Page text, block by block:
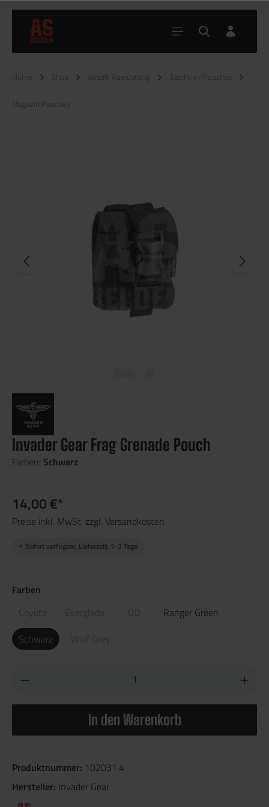
Home Shop Airsoft Ausrüstung Taschen / Pouches
Magazin Pouches
Invader Gear Frag Grenade Pouch
Farben: Schwarz
14,00 €*
Preise inkl. MwSt. zzgl. Versandkosten
Sofort verfügbar, Lieferzeit: 1-3 Tage
Farben
Coyote
OD
Ranger Green
Schwarz
Wolf Grey
In den Warenkorb
Produktnummer: 102031.4
Hersteller: Invader Gear